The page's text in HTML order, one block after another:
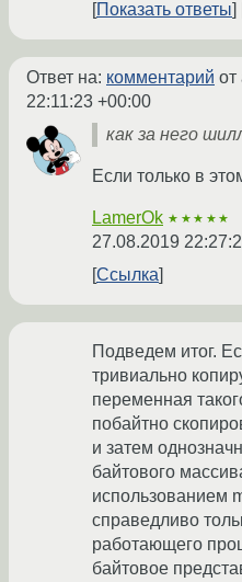
Показать ответы
Ответ на: комментарий от
22:11:23 +00:00
как за него
Если только в
LamerOk ★★★★★
27.08.2019
Ссылка
Подведем итог.
тривиально
переменная
побайтно
и затем
байтового
использованием
справедливо
работающего
байтовое